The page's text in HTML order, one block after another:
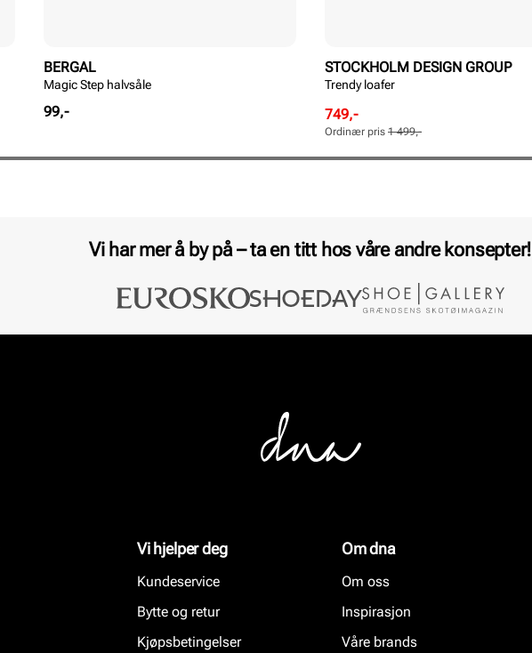
BERGAL
Magic Step halvsåle
Pris
99,-
STOCKHOLM DESIGN GROUP
Trendy loafer
Rabattert
pris
Pris
749,-
Ordinær
pris
Pris
Ordinær pris 1 499,-
Vi har mer å by på – ta en titt hos våre andre konsepter!
Vi hjelper deg
Kundeservice
Bytte og retur
Kjøpsbetingelser
Om dna
Om oss
Inspirasjon
Våre brands